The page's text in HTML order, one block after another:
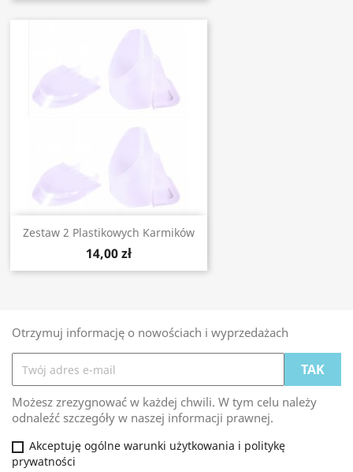
Zestaw 2 Plastikowych Karmików
14,00 zł
Otrzymuj informację o nowościach i wyprzedażach
Możesz zrezygnować w każdej chwili. W tym celu należy
odnaleźć szczegóły w naszej informacji prawnej.
Akceptuję ogólne warunki użytkowania i politykę
prywatności